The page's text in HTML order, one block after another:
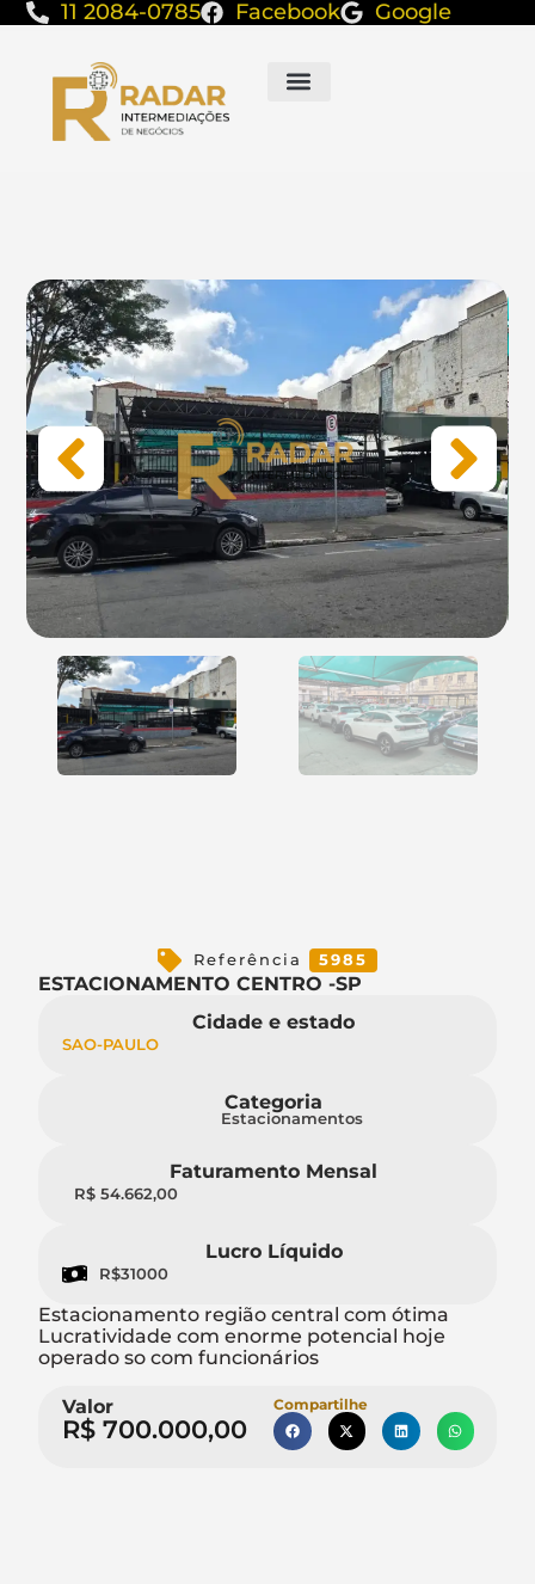
11 2084-0785 Facebook Google
Referência 5985
ESTACIONAMENTO CENTRO -SP
Cidade e estado
SAO-PAULO
Categoria
Estacionamentos
Faturamento Mensal
R$ 54.662,00
Lucro Líquido
R$31000
Estacionamento região central com ótima
Lucratividade com enorme potencial hoje
operado so com funcionários
Valor
R$ 700.000,00
Compartilhe